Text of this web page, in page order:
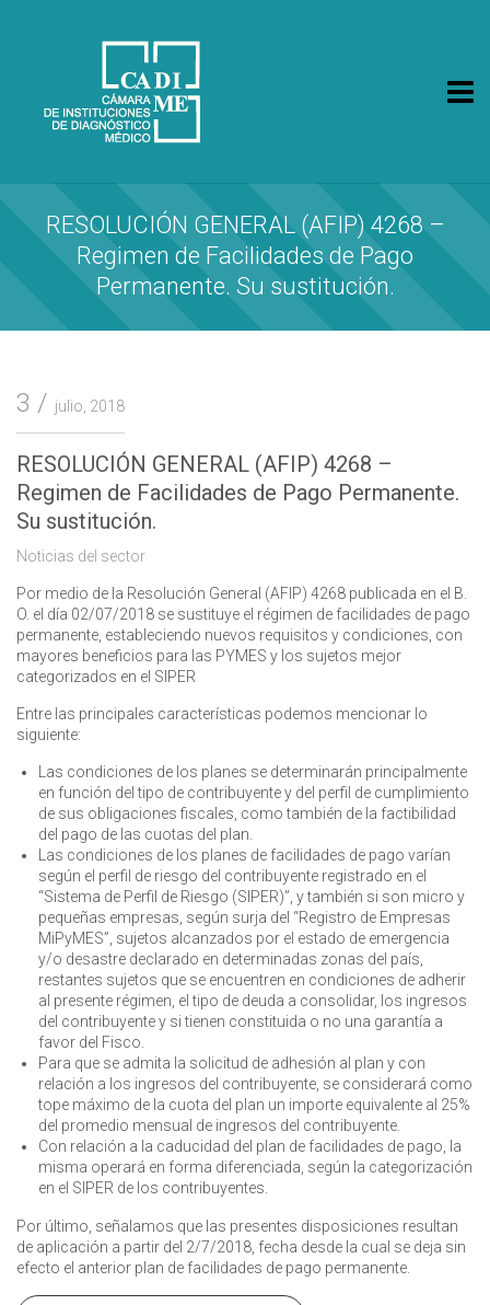
CA.DI.ME.
Cámara de Instituciones de Diagnóstico Médico
RESOLUCIÓN GENERAL (AFIP) 4268 –
Regimen de Facilidades de Pago
Permanente. Su sustitución.
3 julio, 2018
RESOLUCIÓN GENERAL (AFIP) 4268 –
Regimen de Facilidades de Pago Permanente.
Su sustitución.
Noticias del sector
Por medio de la Resolución General (AFIP) 4268 publicada en el B.
O. el día 02/07/2018 se sustituye el régimen de facilidades de pago
permanente, estableciendo nuevos requisitos y condiciones, con
mayores beneficios para las PYMES y los sujetos mejor
categorizados en el SIPER
Entre las principales características podemos mencionar lo
siguiente:
Las condiciones de los planes se determinarán principalmente
en función del tipo de contribuyente y del perfil de cumplimiento
de sus obligaciones fiscales, como también de la factibilidad
del pago de las cuotas del plan.
Las condiciones de los planes de facilidades de pago varían
según el perfil de riesgo del contribuyente registrado en el
“Sistema de Perfil de Riesgo (SIPER)”, y también si son micro y
pequeñas empresas, según surja del “Registro de Empresas
MiPyMES”, sujetos alcanzados por el estado de emergencia
y/o desastre declarado en determinadas zonas del país,
restantes sujetos que se encuentren en condiciones de adherir
al presente régimen, el tipo de deuda a consolidar, los ingresos
del contribuyente y si tienen constituida o no una garantía a
favor del Fisco.
Para que se admita la solicitud de adhesión al plan y con
relación a los ingresos del contribuyente, se considerará como
tope máximo de la cuota del plan un importe equivalente al 25%
del promedio mensual de ingresos del contribuyente.
Con relación a la caducidad del plan de facilidades de pago, la
misma operará en forma diferenciada, según la categorización
en el SIPER de los contribuyentes.
Por último, señalamos que las presentes disposiciones resultan
de aplicación a partir del 2/7/2018, fecha desde la cual se deja sin
efecto el anterior plan de facilidades de pago permanente.